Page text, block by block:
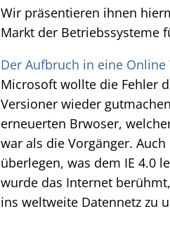
Wir präsentieren ihnen
Markt der Betriebssysteme
Der Aufbruch in eine
Microsoft wollte die Fehler
Versioner wieder
erneuerten Brwoser,
war als die Vorgänger.
überlegen, was dem IE 4.0
wurde das Internet
ins weltweite Datennetz zu